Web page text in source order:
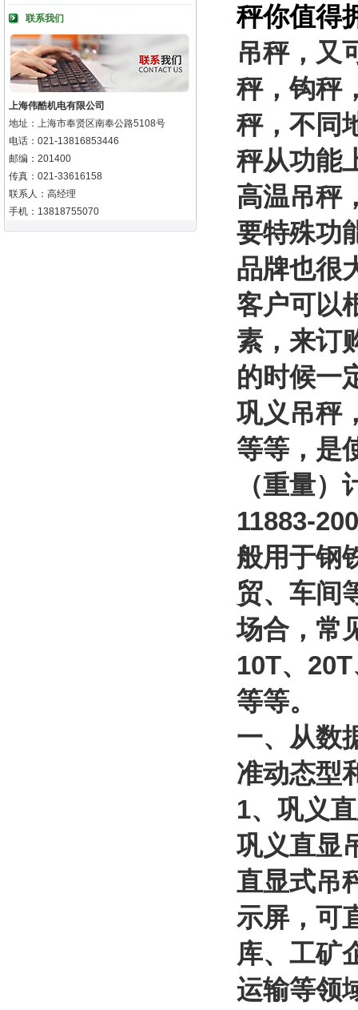
联系我们
上海伟酷机电有限公司
地址：上海市奉贤区南奉公路5108号
电话：021-13816853446
邮编：201400
传真：021-33616158
联系人：高经理
手机：13818755070
秤你值得
吊秤，又
秤，钩秤
秤，不同
秤从功能
高温吊秤
要特殊功
品牌也很
客户可以
素，来订
的时候一
巩义吊秤
等等，是
（重量
11883-
般用于钢
贸、车间
场合，常
10T、 20T
等等。
一、从数
准动态型
1、巩义
巩义直显
直显式吊
示屏 ，
库、工矿
运输等领